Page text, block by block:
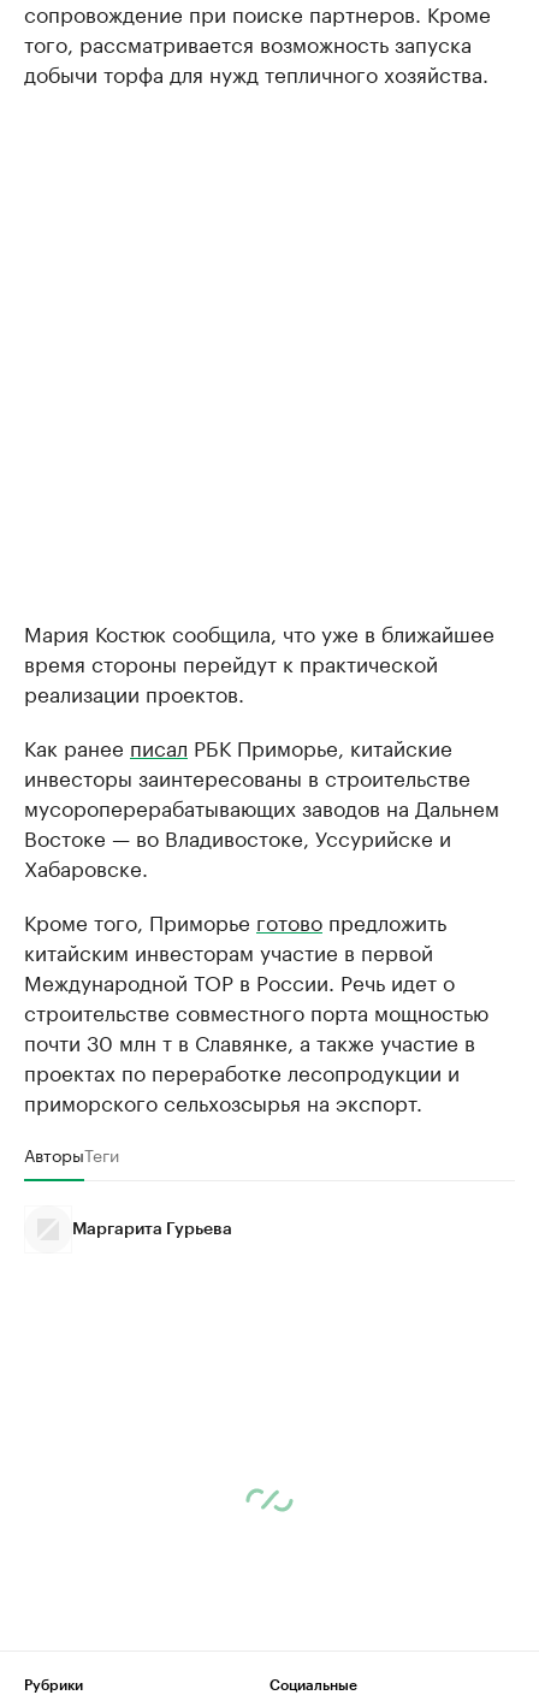
сопровождение при поиске партнеров. Кроме
того, рассматривается возможность запуска
добычи торфа для нужд тепличного хозяйства.
Мария Костюк сообщила, что уже в ближайшее
время стороны перейдут к практической
реализации проектов.
Как ранее писал РБК Приморье, китайские
инвесторы заинтересованы в строительстве
мусороперерабатывающих заводов на Дальнем
Востоке — во Владивостоке, Уссурийске и
Хабаровске.
Кроме того, Приморье готово предложить
китайским инвесторам участие в первой
Международной ТОР в России. Речь идет о
строительстве совместного порта мощностью
почти 30 млн т в Славянке, а также участие в
проектах по переработке лесопродукции и
приморского сельхозсырья на экспорт.
АвторыТеги
Маргарита Гурьева
Рубрики
Социальные